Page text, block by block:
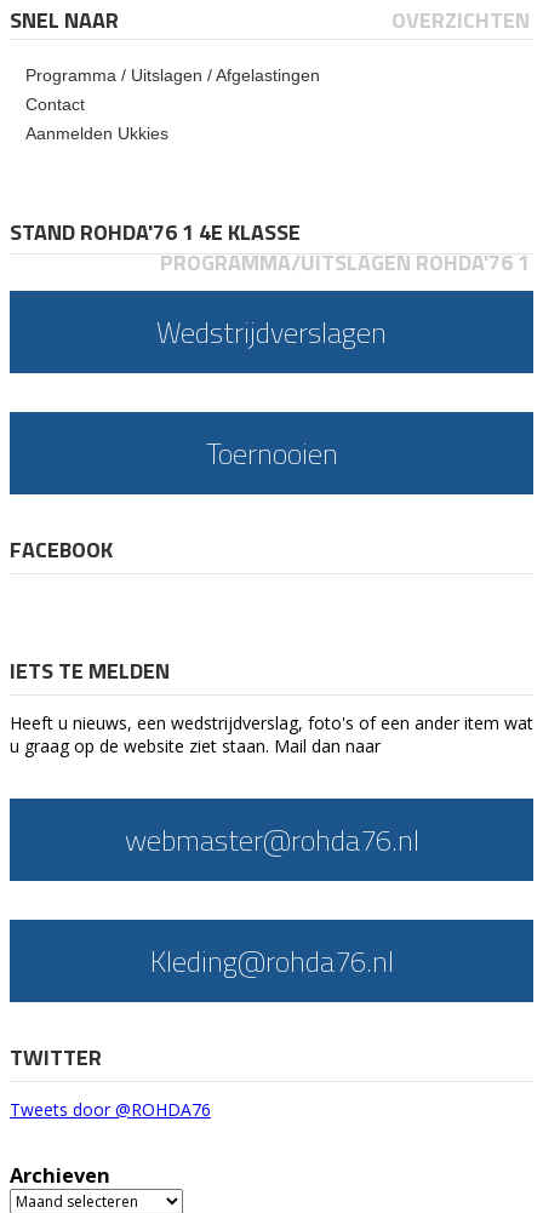
SNEL NAAR OVERZICHTEN
Programma / Uitslagen / Afgelastingen
Contact
Aanmelden Ukkies
STAND ROHDA'76 1 4E KLASSE
PROGRAMMA/UITSLAGEN ROHDA'76 1
Wedstrijdverslagen
Toernooien
FACEBOOK
IETS TE MELDEN
Heeft u nieuws, een wedstrijdverslag, foto's of een ander item wat
u graag op de website ziet staan. Mail dan naar
webmaster@rohda76.nl
Kleding@rohda76.nl
TWITTER
Tweets door @ROHDA76
Archieven
Archieven